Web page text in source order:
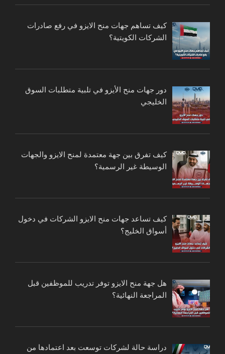
كيف تساهم جهات منح الايزو في رفع صادرات
الشركات الكويتية؟
دور جهات منح الأيزو في تلبية متطلبات السوق
الخليجي
كيف تفرق بين جهة معتمدة لمنح الايزو والجهات
الوسيطة غير الرسمية؟
كيف تساعد جهات منح الايزو الشركات في دخول
أسواق الخليج؟
هل جهة منح الايزو توفر تدريب للموظفين قبل
المراجعة النهائية؟
دراسة حالة لشركات توسعت بعد اعتمادها من